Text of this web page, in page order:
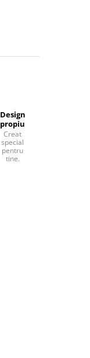
Design
propiu
Creat
special
pentru
tine.